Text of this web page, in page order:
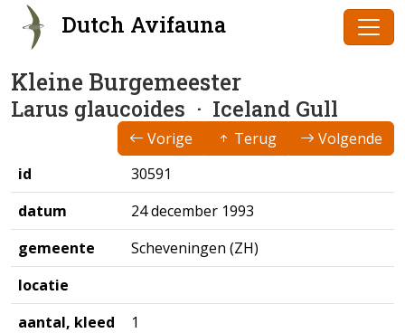
Dutch Avifauna
Kleine Burgemeester
Larus glaucoides · Iceland Gull
Vorige Terug
Volgende
id
30591
datum
24 december 1993
gemeente
Scheveningen (ZH)
locatie
aantal, kleed
1